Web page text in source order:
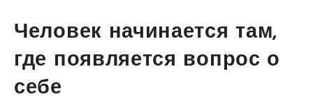
Человек начинается там,
где появляется вопрос о
себе